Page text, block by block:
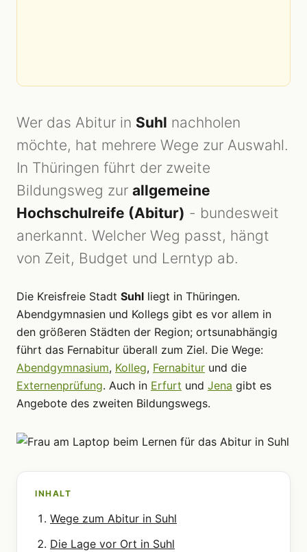
Wer das Abitur in Suhl nachholen
möchte, hat mehrere Wege zur Auswahl.
In Thüringen führt der zweite
Bildungsweg zur allgemeine
Hochschulreife (Abitur) - bundesweit
anerkannt. Welcher Weg passt, hängt
von Zeit, Budget und Lerntyp ab.
Die Kreisfreie Stadt Suhl liegt in Thüringen.
Abendgymnasien und Kollegs gibt es vor allem in
den größeren Städten der Region; ortsunabhängig
führt das Fernabitur überall zum Ziel. Die Wege:
Abendgymnasium, Kolleg, Fernabitur und die
Externenprüfung. Auch in Erfurt und Jena gibt es
Angebote des zweiten Bildungswegs.
INHALT
Wege zum Abitur in Suhl
Die Lage vor Ort in Suhl